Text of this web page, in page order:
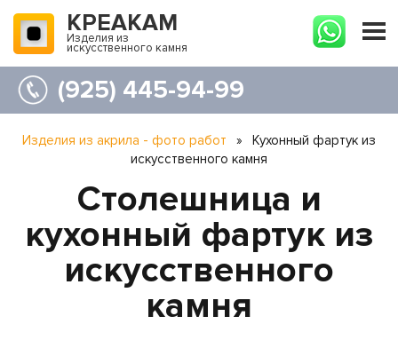
КРЕАКАМ
Изделия из
искусственного камня
(925) 445-94-99
Изделия из акрила - фото работ »
Кухонный фартук из
искусственного камня
Столешница и
кухонный фартук из
искусственного
камня